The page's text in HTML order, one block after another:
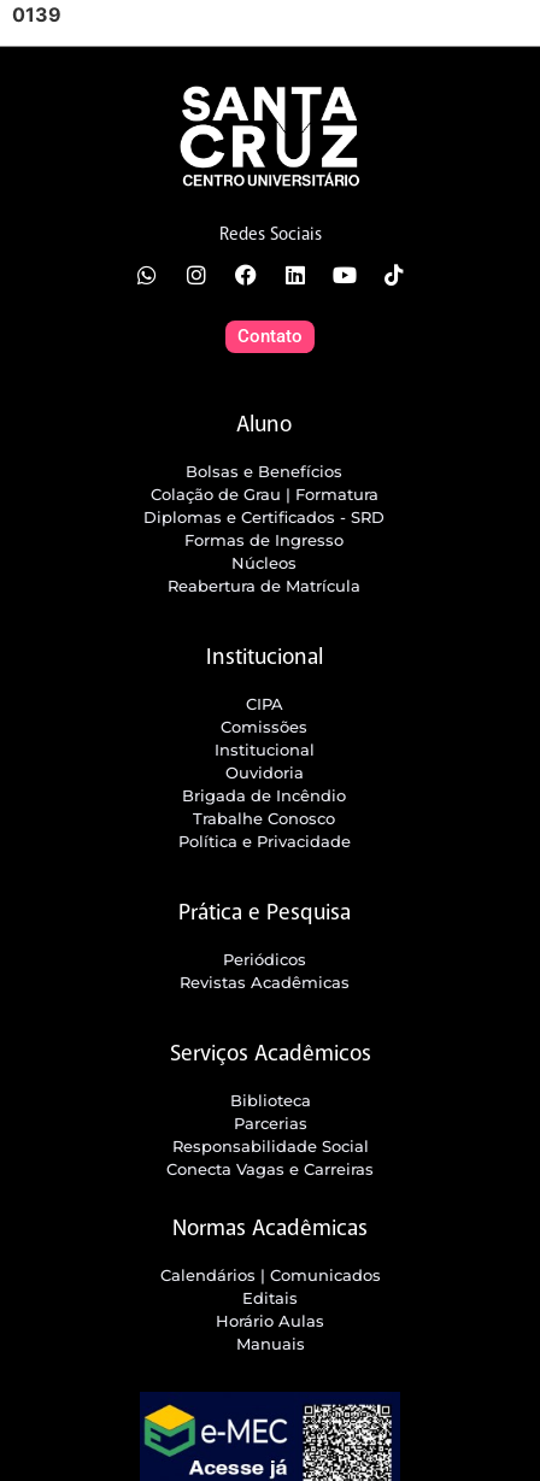
0139
Redes Sociais
Contato
Aluno
Bolsas e Benefícios
Colação de Grau | Formatura
Diplomas e Certificados - SRD
Formas de Ingresso
Núcleos
Reabertura de Matrícula
Institucional
CIPA
Comissões
Institucional
Ouvidoria
Brigada de Incêndio
Trabalhe Conosco
Política e Privacidade
Prática e Pesquisa
Periódicos
Revistas Acadêmicas
Serviços Acadêmicos
Biblioteca
Parcerias
Responsabilidade Social
Conecta Vagas e Carreiras
Normas Acadêmicas
Calendários | Comunicados
Editais
Horário Aulas
Manuais